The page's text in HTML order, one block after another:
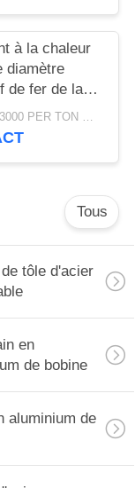
à la chaleur
diamètre
de fer de la
d'acier de
pour des
USD1500-3000 PER TON MOQ:1TON
Tous
de tôle d'acier
en
de bobine
aluminium de